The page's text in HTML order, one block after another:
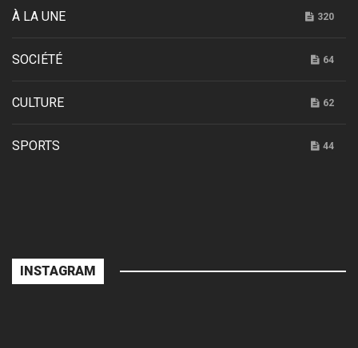
À LA UNE 320
SOCIÉTÉ 64
CULTURE 62
SPORTS 44
INSTAGRAM